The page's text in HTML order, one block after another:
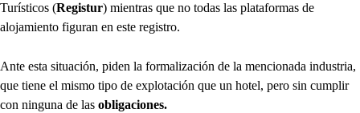
Turísticos (Registur) mientras que no todas las plataformas de
alojamiento figuran en este registro.
Ante esta situación, piden la formalización de la mencionada industria,
que tiene el mismo tipo de explotación que un hotel, pero sin cumplir
con ninguna de las obligaciones.